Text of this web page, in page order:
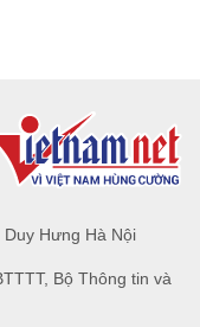
Hưng Hà Nội
Bộ Thông tin và